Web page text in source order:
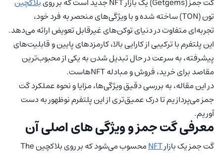
تون (TON) ساخته شده و با ویژگی‌های منحصر به فرد خود،
تجربه‌ای متفاوت در دنیای توکن‌های غیرقابل تعویض ارائه می‌دهد.
این پلتفرم با ترکیبی از کارایی بالا، کارمزدهای پایین و قابلیت‌های
پیشرفته، به سرعت در حال تبدیل شدن به یکی از محبوب‌ترین
مقاصد برای خرید، فروش و مبادله NFTهاست.
در این مقاله، به بررسی دقیق ویژگی‌ها، مزایا و نحوه عملکرد گت
جمز می‌پردازیم تا درک عمیق‌تری از این پلتفرم نوظهور به دست
آوریم.
معرفی گت جمز و ویژگی‌ های اصلی آن
گت جمز یک بازارNFT
محسوب می‌شود که بر روی بلاکچین The